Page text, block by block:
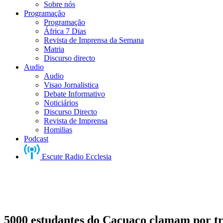
Sobre nós
Programação
Programação
África 7 Dias
Revista de Imprensa da Semana
Matria
Discurso directo
Audio
Audio
Visao Jornalistica
Debate Informativo
Noticiários
Discurso Directo
Revista de Imprensa
Homilias
Podcast
Escute Radio Ecclesia
5000 estudantes do Cacuaco clamam por